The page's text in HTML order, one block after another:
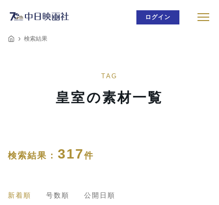
ログイン
検索結果
TAG
皇室の素材一覧
検索結果 : 317件
新着順 号数順 公開日順